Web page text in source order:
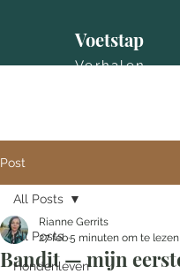
Voetstap
Verhalen
Post
All Posts
Hondenleven
All Posts
Bandit — mijn
Rianne Gerrits
27 feb5 minuten om te lezen